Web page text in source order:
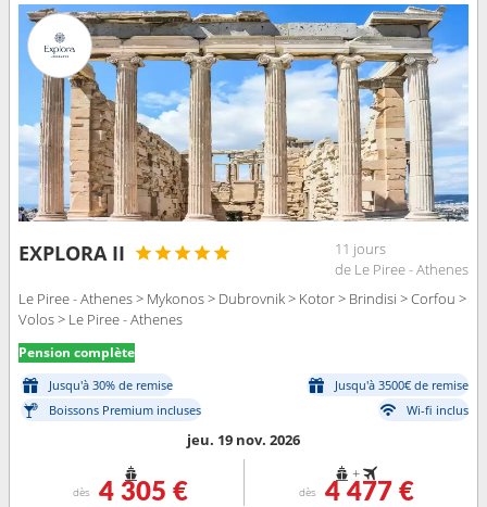
EXPLORA II
11 jours
de Le Piree - Athenes
Le Piree - Athenes > Mykonos > Dubrovnik > Kotor > Brindisi > Corfou >
Volos > Le Piree - Athenes
Pension complète
Jusqu'à 30% de remise
Jusqu'à 3500€ de remise
Boissons Premium incluses
Wi-fi inclus
jeu. 19 nov. 2026
dès 4 305 €
+
dès 4 477 €